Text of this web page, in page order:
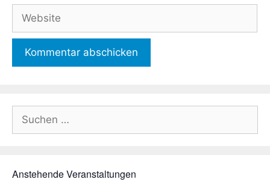
Adresse
Website
Suchen
nach:
Anstehende Veranstaltungen